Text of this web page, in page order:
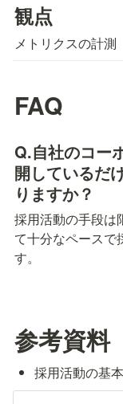
観点
メトリクスの計測
FAQ
Q.自社のコー
開しているだ
りますか？
採用活動の手段は
て十分なペースで
す。
参考資料
採用活動の基